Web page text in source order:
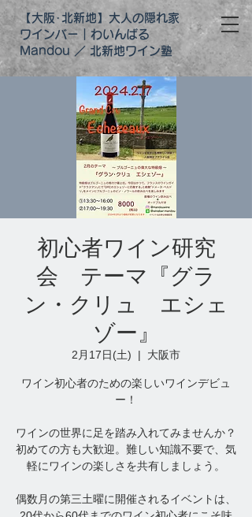
【大阪･北新地】大人の隠れ家
ワインバー｜わいんばる
Mandou ／ 北新地ワイン塾
初心者ワイン研究
会 テーマ『グラ
ン・クリュ エシェ
ゾー』
2月17日(土)
  |
大阪市
ワイン初心者のための楽しいワインデビュ
ー！
ワインの世界に足を踏み入れてみませんか？
初めての方も大歓迎。難しい知識不要で、気
軽にワインの楽しさを共有しましょう。
偶数月の第三土曜に開催されるイベントは、